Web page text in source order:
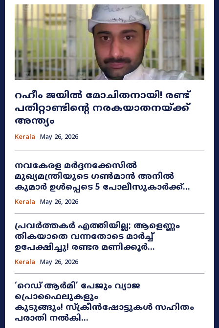
റഹീം ജയിൽ മോചിതനായി! രണ്ട്
പതിറ്റാണ്ടിന്റെ നരകയാതനയ്ക്ക്
അന്ത്യം
Kerala May 26, 2026
നവകേരള മർദ്ദനക്കേസിൽ
മുഖ്യമന്ത്രിയുടെ ഗൺമാൻ അനിൽ
കുമാർ ഉൾപ്പെടെ 5 പോലീസുകാർക്ക്...
Kerala May 26, 2026
പ്രവർത്തകർ എത്തിയില്ല; ആളെണ്ണം
തികയാതെ വന്നതോടെ മാർച്ച്
ഉപേക്ഷിച്ചു! രണ്ടര മണിക്കൂർ...
Kerala May 26, 2026
​‘റെഡ് ആർമി’ പേജും വ്യാജ
പ്രൊഫൈലുകളും
കുടുങ്ങും! സ്ക്രീൻഷോട്ടുകൾ സഹിതം
പരാതി നൽകി...